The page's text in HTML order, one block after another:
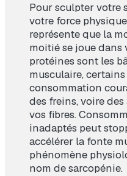
Pour sculpter votre
votre force
représente que la
moitié se joue dans
protéines sont les
musculaire,
consommation
des freins, voire
vos fibres.
inadaptés peut
accélérer la fonte
phénomène
nom de sarcopénie.